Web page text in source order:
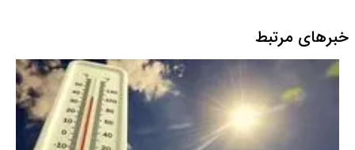
خبرهای مرتبط